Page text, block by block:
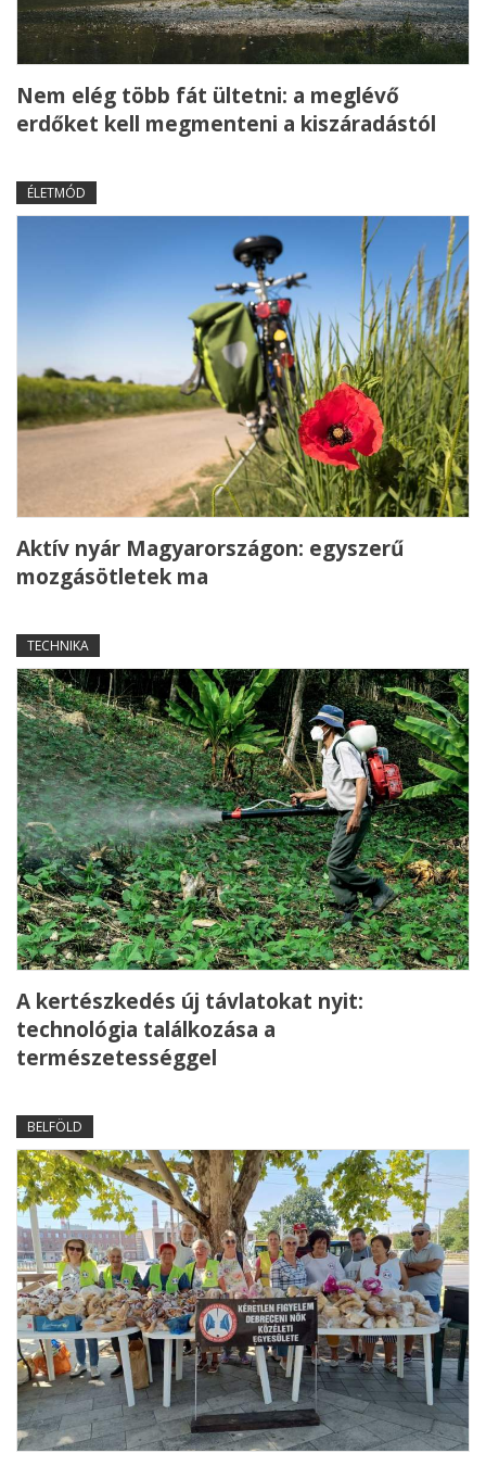
Nem elég több fát ültetni: a meglévő
erdőket kell megmenteni a kiszáradástól
ÉLETMÓD
Aktív nyár Magyarországon: egyszerű
mozgásötletek ma
TECHNIKA
A kertészkedés új távlatokat nyit:
technológia találkozása a
természetességgel
BELFÖLD